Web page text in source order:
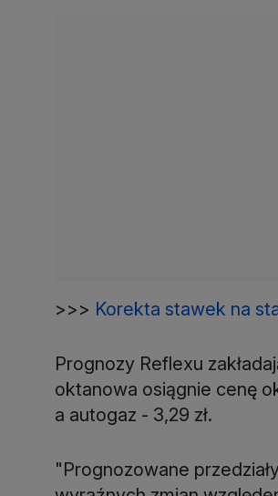
>>> Korekta stawek na
Prognozy Reflexu
oktanowa osiągnie cenę
a autogaz - 3,29 zł.
"Prognozowane